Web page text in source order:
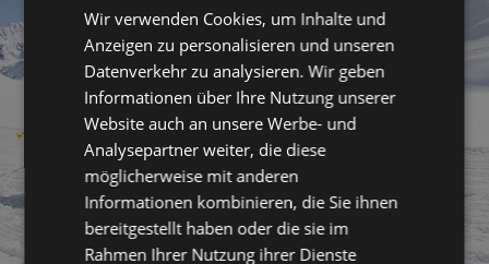
ENGLISH
Wir verwenden Cookies, um Inhalte und
Anzeigen zu personalisieren und unseren
Datenverkehr zu analysieren. Wir geben
Informationen über Ihre Nutzung unserer
Website auch an unsere Werbe- und
Analysepartner weiter, die diese
möglicherweise mit anderen
Informationen kombinieren, die Sie ihnen
bereitgestellt haben oder die sie im
Rahmen Ihrer Nutzung ihrer Dienste